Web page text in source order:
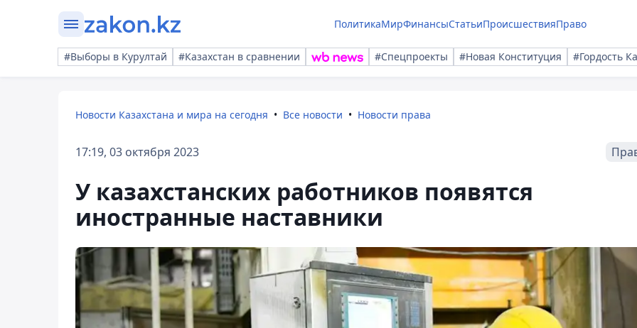
ПолитикаМирФинансыСтатьиПроисшествияПраво
#Выборы в Курултай #Казахстан в сравнении #Спецпроекты #Новая Конституция #Гордость
Новости Казахстана и мира на сегодня Все новости Новости права
17:19, 03 октября 2023
У казахстанских работников появятся
иностранные наставники